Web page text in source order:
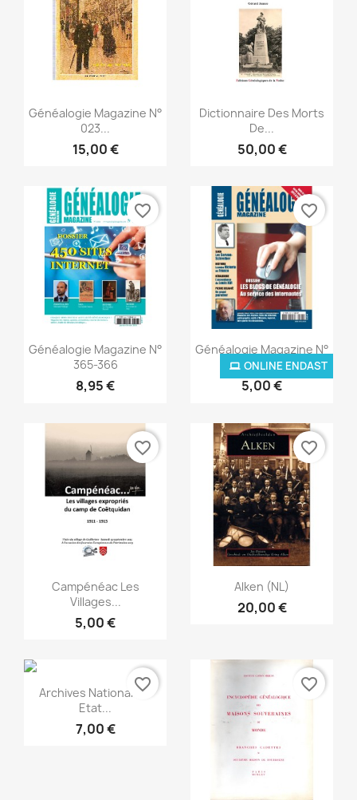
Snabbvy
Généalogie Magazine N°
023...
15,00 €
Snabbvy
Dictionnaire Des Morts
De...
50,00 €
Snabbvy
Généalogie Magazine N°
365-366
8,95 €
favorite_border
Snabbvy
Généalogie Magazine N°
307
5,00 €
ONLINE ENDAST
favorite_border
Snabbvy
Campénéac Les
Villages...
5,00 €
favorite_border
Snabbvy
Alken (NL)
20,00 €
favorite_border
Snabbvy
Archives Nationales :
Etat...
7,00 €
favorite_border favorite_border